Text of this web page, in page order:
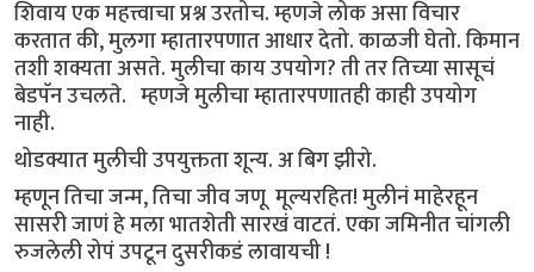
शिवाय एक महत्त्वाचा प्रश्न उरतोच. म्हणजे लोक असा विचार
करतात की, मुलगा म्हातारपणात आधार देतो. काळजी घेतो. किमान
तशी शक्यता असते. मुलीचा काय उपयोग? ती तर तिच्या सासूचं
बेडपॅन उचलते. म्हणजे मुलीचा म्हातारपणातही काही उपयोग
नाही.
थोडक्यात मुलीची उपयुक्तता शून्य. अ बिग झीरो.
म्हणून तिचा जन्म, तिचा जीव जणू मूल्यरहित! मुलीनं माहेरहून
सासरी जाणं हे मला भातशेती सारखं वाटतं. एका जमिनीत चांगली
रुजलेली रोपं उपटून दुसरीकडं लावायची !